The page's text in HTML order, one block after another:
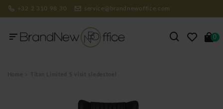
+32 2 310 98 30 service@brandnewoffice.com
0
Home Titan Limited S visit sledestoel